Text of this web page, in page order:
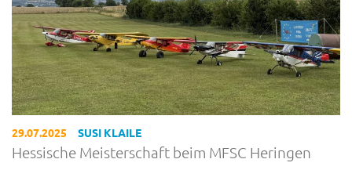
29.07.2025 SUSI KLAILE
Hessische Meisterschaft beim MFSC Heringen